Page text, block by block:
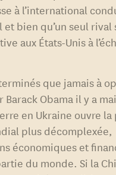
à l’international
et bien qu’un seul
aux États-Unis à
que jamais à
Barack Obama il y a
en Ukraine ouvre
plus décomplexée,
économiques et
du monde. Si la